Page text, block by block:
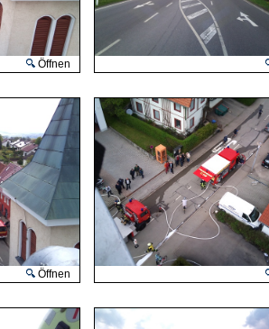
Öffnen
Öffnen